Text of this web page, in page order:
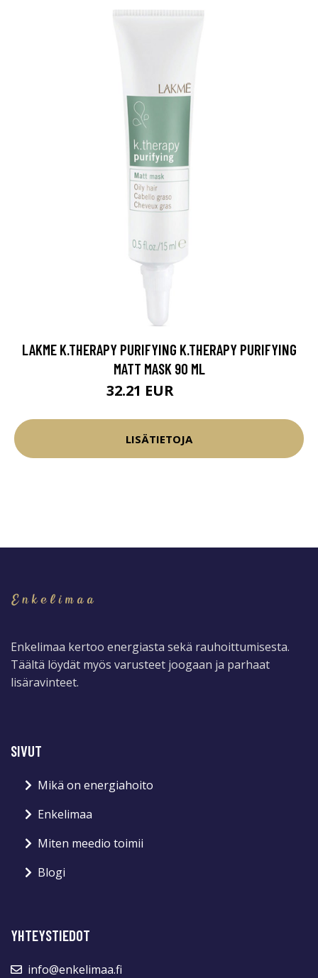
LAKME K.THERAPY PURIFYING K.THERAPY PURIFYING
MATT MASK 90 ML
32.21 EUR
LISÄTIETOJA
Enkelimaa kertoo energiasta sekä rauhoittumisesta.
Täältä löydät myös varusteet joogaan ja parhaat
lisäravinteet.
SIVUT
Mikä on energiahoito
Enkelimaa
Miten meedio toimii
Blogi
YHTEYSTIEDOT
info@enkelimaa.fi